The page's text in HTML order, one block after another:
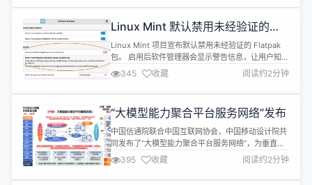
重要的里程碑 ——1.0.0 版本正式发布。这个版本的
数据分析...
Linux Mint 默认禁用未经验证的
Flatpak 软件包
Linux Mint 项目宣布默认禁用未经验证的 Flatpak
包。 启用后软件管理器会显示警告信息，让用户知道
使用未经验证软件包的安全风险。 如果用户允许未经
验证的 Flatpak 软件包，它的软件管理器会将这些软
件包清晰标记出来 Flatpak 是 Red Hat 主导开发的
Ubuntu ...
345 收藏 阅读约2分钟
“大模型能力聚合平台服务网络”发布
中国信通院联合中国互联网协会，中国移动设计院共
同发布了“大模型能力聚合平台服务网络”，为垂直领
域的大模型应用以及消费电子设备、机器人、无人机
等设备提供涵盖“云-边-端-网-算-安”的一体化端到端
的能力支持。 随着人工智能技术的迅猛发展和应用，
395 收藏 阅读约2分钟